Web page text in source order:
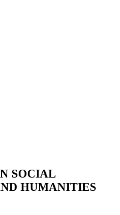
SOCIAL
HUMANITIES